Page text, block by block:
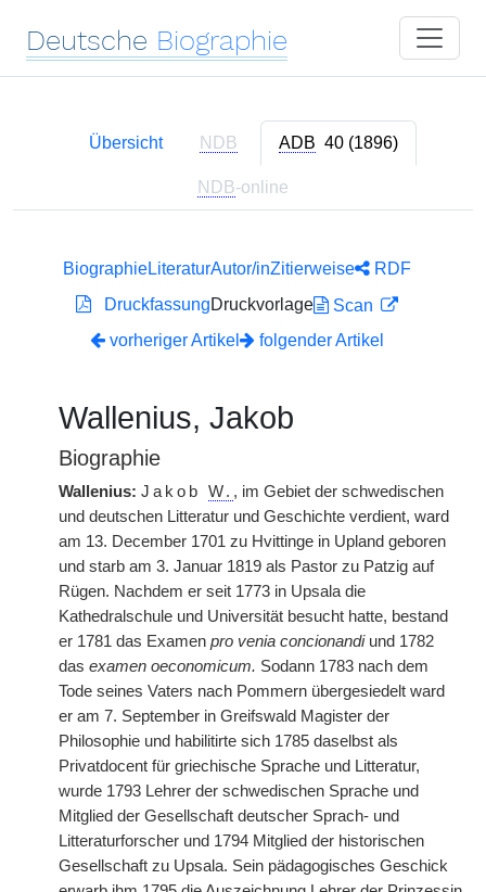
Deutsche Biographie
Übersicht NDB ADB 40 (1896)
NDB-online
BiographieLiteraturAutor/inZitierweise
RDF
DruckfassungDruckvorlage
Scan
vorheriger Artikel
folgender Artikel
Wallenius, Jakob
Biographie
Wallenius: Jakob W. , im Gebiet der schwedischen
und deutschen Litteratur und Geschichte verdient, ward
am 13. December 1701 zu Hvittinge in Upland geboren
und starb am 3. Januar 1819 als Pastor zu Patzig auf
Rügen. Nachdem er seit 1773 in Upsala die
Kathedralschule und Universität besucht hatte, bestand
er 1781 das Examen pro venia concionandiund 1782
das examen oeconomicum. Sodann 1783 nach dem
Tode seines Vaters nach Pommern übergesiedelt ward
er am 7. September in Greifswald Magister der
Philosophie und habilitirte sich 1785 daselbst als
Privatdocent für griechische Sprache und Litteratur,
wurde 1793 Lehrer der schwedischen Sprache und
Mitglied der Gesellschaft deutscher Sprach- und
Litteraturforscher und 1794 Mitglied der historischen
Gesellschaft zu Upsala. Sein pädagogisches Geschick